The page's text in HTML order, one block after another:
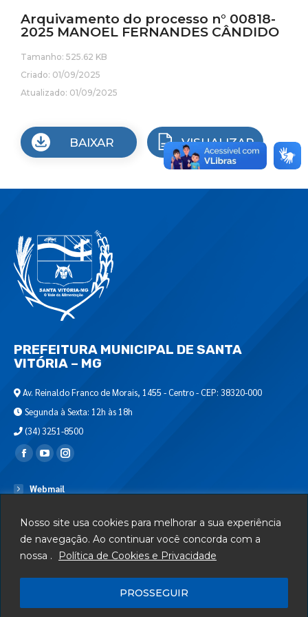
Nosso site usa cookies para melhorar a sua experiência
de navegação. Ao continuar você concorda com a
nossa .
Política de Cookies e Privacidade
PROSSEGUIR
Arquivamento do processo n° 00818-
2025 MANOEL FERNANDES CÂNDIDO
Tamanho: 525.62 KB
Criado: 01/09/2025
Atualizado: 01/09/2025
BAIXAR VISUALIZAR
PREFEITURA MUNICIPAL DE SANTA
VITÓRIA – MG
Av. Reinaldo Franco de Morais, 1455 - Centro - CEP: 38320-000
Segunda à Sexta: 12h às 18h
(34) 3251-8500
Encontre-nos em:
Webmail
Serviços
Telefones Úteis